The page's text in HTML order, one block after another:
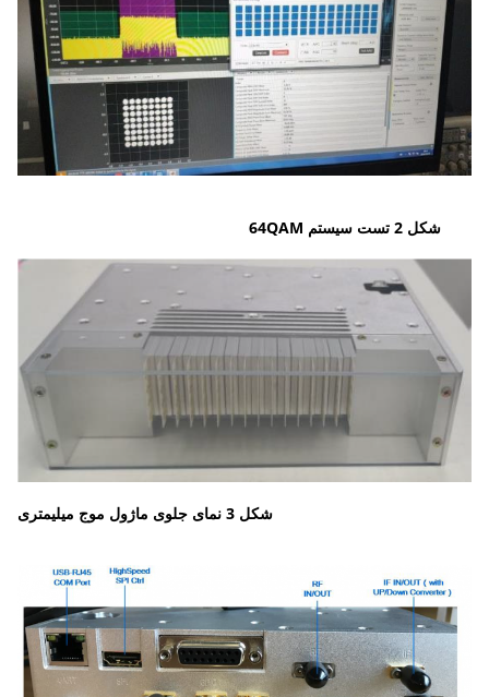
شکل 2 تست سیستم 64QAM
شکل 3 نمای جلوی ماژول موج میلیمتری